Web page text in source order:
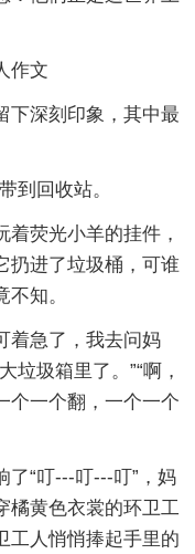
作文
下深刻印象，其中最
到回收站。
荧光小羊的挂件，
扔进了垃圾桶，可谁
知。
着急了，我去问妈
垃圾箱里了。”“啊，
个一个翻，一个一个
了“叮---叮---叮”，妈
橘黄色衣裳的环卫工
工人悄悄捧起手里的